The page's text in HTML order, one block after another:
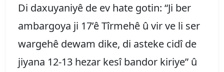
Di daxuyaniyê de ev hate gotin: “Ji ber
ambargoya ji 17’ê Tîrmehê û vir ve li ser
wargehê dewam dike, di asteke cidî de
jiyana 12-13 hezar kesî bandor kiriye” û